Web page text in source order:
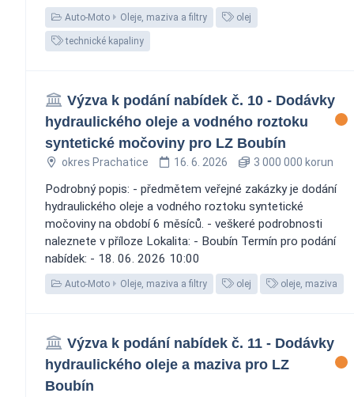
Auto-Moto Oleje, maziva a filtry olej
technické kapaliny
Výzva k podání nabídek č. 10 - Dodávky
hydraulického oleje a vodného roztoku
syntetické močoviny pro LZ Boubín
okres Prachatice 16. 6. 2026 3 000 000 korun
Podrobný popis: - předmětem veřejné zakázky je dodání
hydraulického oleje a vodného roztoku syntetické
močoviny na období 6 měsíců. - veškeré podrobnosti
naleznete v příloze Lokalita: - Boubín Termín pro podání
nabídek: - 18. 06. 2026 10:00
Auto-Moto Oleje, maziva a filtry olej oleje, maziva
Výzva k podání nabídek č. 11 - Dodávky
hydraulického oleje a maziva pro LZ
Boubín